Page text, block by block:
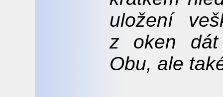
uložení
z oken dát
Obu, ale